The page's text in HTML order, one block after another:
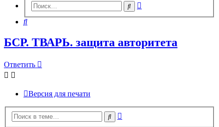
Поиск
Поиск
БСР. ТВАРЬ. защита авторитета
Ответить
Версия для печати
Поиск